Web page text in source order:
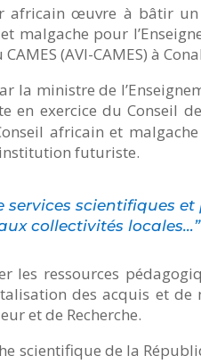
africain œuvre à bâtir
malgache pour
(AVI-CAMES) à
la ministre de
en exercice du Conseil
africain et malgache
futuriste.
services scientifiques
collectivités
les ressources
des acquis et de
et de Recherche.
scientifique de la